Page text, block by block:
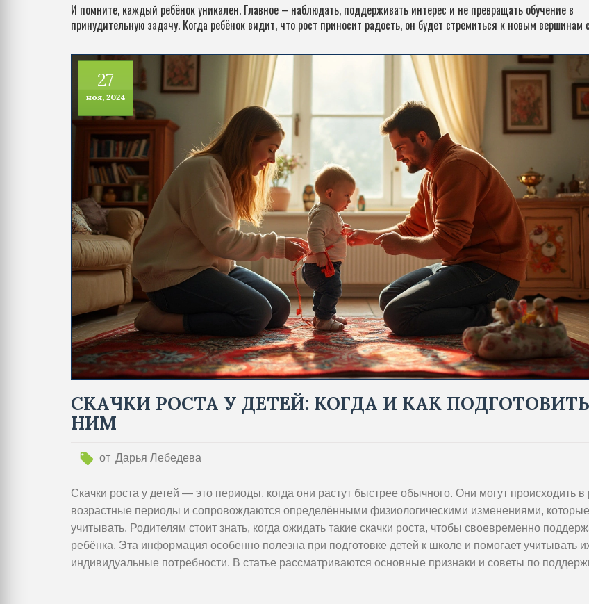
И помните, каждый ребёнок уникален. Главное – наблюдать, поддерживать интерес и не превращать обучение в
принудительную задачу. Когда ребёнок видит, что рост приносит радость, он будет стремиться к новым вершинам
27
ноя, 2024
СКАЧКИ РОСТА У ДЕТЕЙ: КОГДА И КАК
НИМ
от Дарья Лебедева
Скачки роста у детей — это периоды, когда они растут быстрее обычного. Они могут происходить в
возрастные периоды и сопровождаются определёнными физиологическими изменениями,
учитывать. Родителям стоит знать, когда ожидать такие скачки роста, чтобы своевременно
ребёнка. Эта информация особенно полезна при подготовке детей к школе и помогает учитывать
индивидуальные потребности. В статье рассматриваются основные признаки и советы по